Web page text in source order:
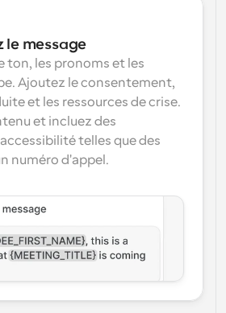
le message
ton, les pronoms et les
Ajoutez le consentement,
et les ressources de crise.
et incluez des
telles que des
numéro d'appel.